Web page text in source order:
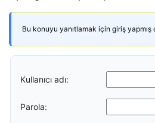
Bu konuyu yanıtlamak için giriş yapmış
Kullanıcı adı:
Parola: